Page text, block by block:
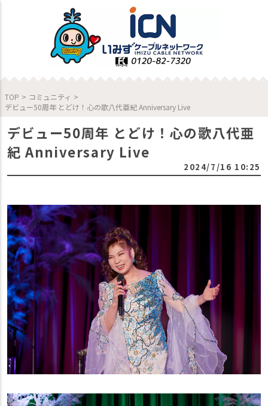
TOP > コミュニティ >
デビュー50周年 とどけ！心の歌八代亜紀 Anniversary Live
デビュー50周年 とどけ！心の歌八代亜
紀 Anniversary Live
2024/7/16 10:25